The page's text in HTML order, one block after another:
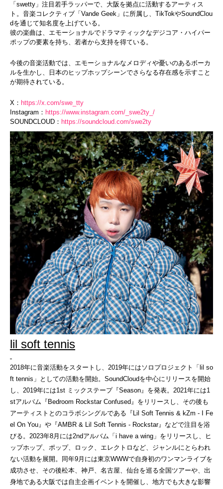
「 swetty 」注目若手ラッパーで、大阪を拠点に活動するアーティス
ト。音楽コレクティブ「Vande Geek」に所属し、TikTokやSoundClou
dを通じて知名度を上げている。
彼の楽曲は、エモーショナルでドラマティックなデジコア・ハイパー
ポップの要素を持ち、若者から支持を得ている。
今後の音楽活動では、エモーショナルなメロディや憂いのあるボーカ
ルを生かし、日本のヒップホップシーンでさらなる存在感を示すこと
が期待されている。
X： https://x.com/swe_tty
Instagram： https://www.instagram.com/_swe2ty_/
SOUNDCLOUD： https://soundcloud.com/swe2ty
lil soft tennis
2018年に音楽活動をスタートし、2019年にはソロプロジェクト「lil so
ft tennis」としての活動を開始。SoundCloudを中心にリリースを開始
し、2019年には1st ミックステープ『Season』を発表。2021年には1
stアルバム『Bedroom Rockstar Confused』をリリースし、その後も
アーティストとのコラボシングルである『Lil Soft Tennis & kZm - I Fe
el On You』や『AMBR & Lil Soft Tennis - Rockstar』などで注目を浴
びる。2023年8月には2ndアルバム「i have a wing」をリリースし、ヒ
ップホップ、ポップ、ロック、エレクトロなど、ジャンルにとらわれ
ない活動を展開。同年9月には東京WWWで自身初のワンマンライブを
成功させ、その後松本、神戸、名古屋、仙台を巡る全国ツアーや、出
身地である大阪では自主企画イベントを開催し、地方でも大きな影響